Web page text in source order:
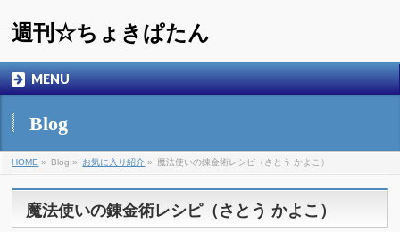
週刊☆ちょきぱたん
MENU
Blog
HOME » Blog » お気に入り紹介 » 魔法使いの錬金術レシピ（さとう かよこ）
魔法使いの錬金術レシピ（さとう かよこ）